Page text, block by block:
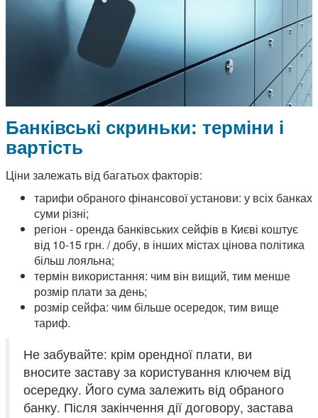
Банківські скриньки: терміни і
вартість
Ціни залежать від багатьох факторів:
тарифи обраного фінансової установи: у всіх банках
суми різні;
регіон - оренда банківських сейфів в Києві коштує
від 10-15 грн. / добу, в інших містах цінова політика
більш лояльна;
термін використання: чим він вищий, тим менше
розмір плати за день;
розмір сейфа: чим більше осередок, тим вище
тариф.
Не забувайте: крім орендної плати, ви
вносите заставу за користування ключем від
осередку. Його сума залежить від обраного
банку. Після закінчення дії договору, застава